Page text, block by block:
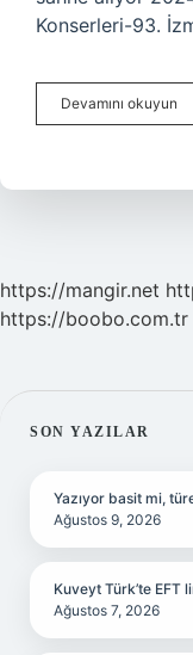
Konserleri-93.
Devamını okuyun
https://mangir.net
https://boobo.com.tr
SON YAZILAR
Yazıyor basit mi,
Ağustos 9, 2026
Kuveyt Türk’te EFT
Ağustos 7, 2026